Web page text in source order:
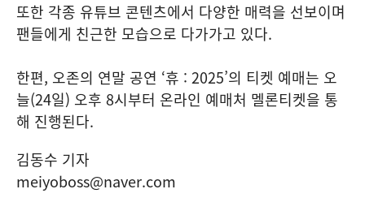
또한 각종 유튜브 콘텐츠에서 다양한 매력을 선보이며
팬들에게 친근한 모습으로 다가가고 있다.
한편, 오존의 연말 공연 ‘휴 : 2025’의 티켓 예매는 오
늘(24일) 오후 8시부터 온라인 예매처 멜론티켓을 통
해 진행된다.
김동수 기자
meiyoboss@naver.com